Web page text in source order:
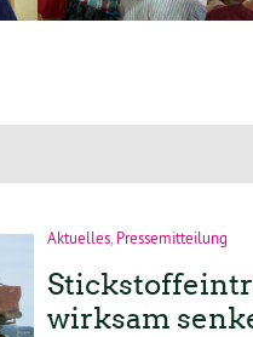
Aktuelles Pressemitteilung
wirksam